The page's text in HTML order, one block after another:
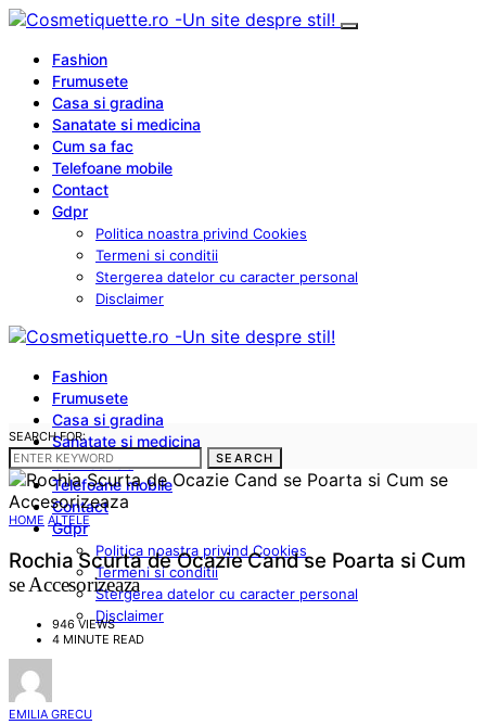
Fashion
Frumusete
Casa si gradina
Sanatate si medicina
Cum sa fac
Telefoane mobile
Contact
Gdpr
Politica noastra privind Cookies
Termeni si conditii
Stergerea datelor cu caracter personal
Disclaimer
Fashion
Frumusete
Casa si gradina
Sanatate si medicina
Cum sa fac
Telefoane mobile
Contact
Gdpr
Politica noastra privind Cookies
Termeni si conditii
Stergerea datelor cu caracter personal
Disclaimer
SEARCH FOR:
SEARCH
HOME ALTELE
Rochia Scurta de Ocazie Cand se Poarta si Cum
se Accesorizeaza
946 VIEWS
4 MINUTE READ
EMILIA GRECU